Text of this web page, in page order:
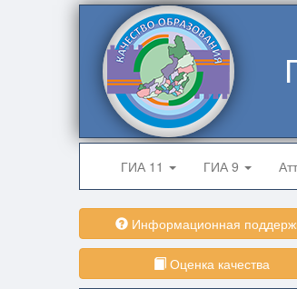
ГИА 11 ГИА 9
Информационная
Оценка качества